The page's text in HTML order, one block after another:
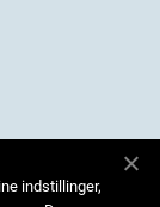
indstillinger,